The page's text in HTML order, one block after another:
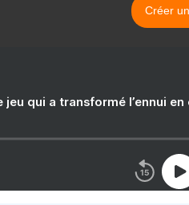
Créer
jeu qui a transformé l’ennui